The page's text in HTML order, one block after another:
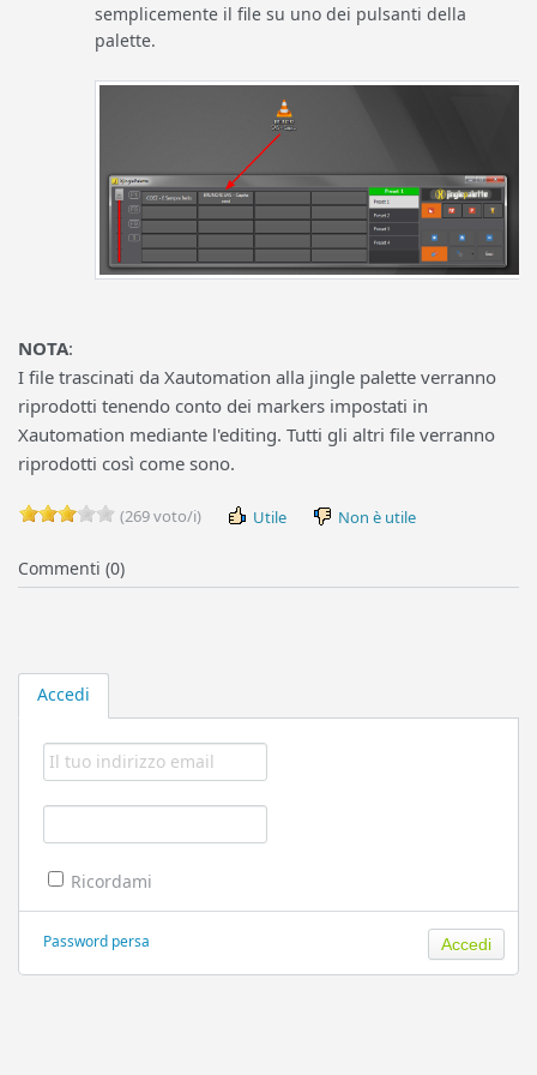
Accedi
Ricordami
Password persa
semplicemente il file su uno dei pulsanti della
palette.
NOTA:
I file trascinati da Xautomation alla jingle palette verranno
riprodotti tenendo conto dei markers impostati in
Xautomation mediante l'editing. Tutti gli altri file verranno
riprodotti così come sono.
(269 voto/i) Utile Non è utile
Commenti (0)